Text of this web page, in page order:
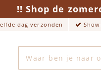
!! Shop de
dag verzonden